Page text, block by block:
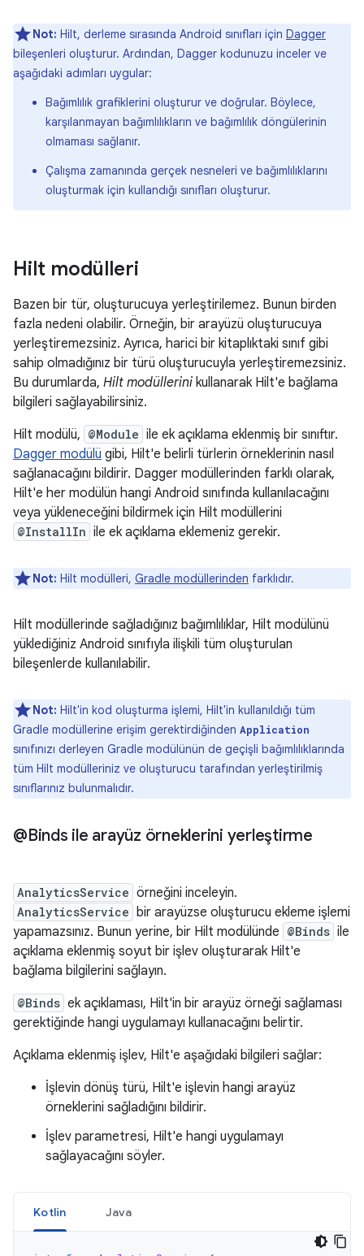
Not: Hilt, derleme sırasında Android sınıfları için Dagger
bileşenleri oluşturur. Ardından, Dagger kodunuzu inceler ve
aşağıdaki adımları uygular:
Bağımlılık grafiklerini oluşturur ve doğrular. Böylece,
karşılanmayan bağımlılıkların ve bağımlılık döngülerinin
olmaması sağlanır.
Çalışma zamanında gerçek nesneleri ve bağımlılıklarını
oluşturmak için kullandığı sınıfları oluşturur.
Hilt modülleri
Bazen bir tür, oluşturucuya yerleştirilemez. Bunun birden
fazla nedeni olabilir. Örneğin, bir arayüzü oluşturucuya
yerleştiremezsiniz. Ayrıca, harici bir kitaplıktaki sınıf gibi
sahip olmadığınız bir türü oluşturucuyla yerleştiremezsiniz.
Bu durumlarda, Hilt modüllerini kullanarak Hilt'e bağlama
bilgileri sağlayabilirsiniz.
Hilt modülü, @Module ile ek açıklama eklenmiş bir sınıftır.
Dagger modülü gibi, Hilt'e belirli türlerin örneklerinin nasıl
sağlanacağını bildirir. Dagger modüllerinden farklı olarak,
Hilt'e her modülün hangi Android sınıfında kullanılacağını
veya yükleneceğini bildirmek için Hilt modüllerini
@InstallIn ile ek açıklama eklemeniz gerekir.
Not: Hilt modülleri, Gradle modüllerinden farklıdır.
Hilt modüllerinde sağladığınız bağımlılıklar, Hilt modülünü
yüklediğiniz Android sınıfıyla ilişkili tüm oluşturulan
bileşenlerde kullanılabilir.
Not: Hilt'in kod oluşturma işlemi, Hilt'in kullanıldığı tüm
Gradle modüllerine erişim gerektirdiğinden Application
sınıfınızı derleyen Gradle modülünün de geçişli bağımlılıklarında
tüm Hilt modülleriniz ve oluşturucu tarafından yerleştirilmiş
sınıflarınız bulunmalıdır.
@Binds ile arayüz örneklerini yerleştirme
AnalyticsService örneğini inceleyin.
AnalyticsService bir arayüzse oluşturucu ekleme işlemi
yapamazsınız. Bunun yerine, bir Hilt modülünde @Binds ile
açıklama eklenmiş soyut bir işlev oluşturarak Hilt'e
bağlama bilgilerini sağlayın.
@Binds ek açıklaması, Hilt'in bir arayüz örneği sağlaması
gerektiğinde hangi uygulamayı kullanacağını belirtir.
Açıklama eklenmiş işlev, Hilt'e aşağıdaki bilgileri sağlar:
İşlevin dönüş türü, Hilt'e işlevin hangi arayüz
örneklerini sağladığını bildirir.
İşlev parametresi, Hilt'e hangi uygulamayı
sağlayacağını söyler.
Kotlin Java